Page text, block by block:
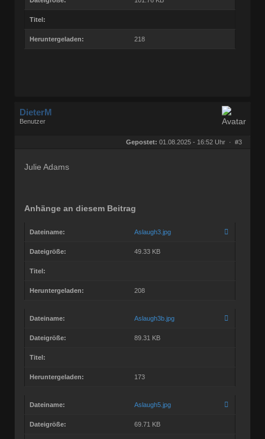
Titel:
Heruntergeladen: 218
DieterM
Benutzer
Gepostet: 01.08.2025 - 16:52 Uhr · #3
Julie Adams
Anhänge an diesem Beitrag
Dateiname: Aslaugh3.jpg
Dateigröße: 49.33 KB
Titel:
Heruntergeladen: 208
Dateiname: Aslaugh3b.jpg
Dateigröße: 89.31 KB
Titel:
Heruntergeladen: 173
Dateiname: Aslaugh5.jpg
Dateigröße: 69.71 KB